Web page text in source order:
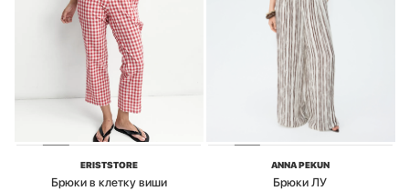
ERISTSTORE
Брюки в клетку виши
ANNA PEKUN
Брюки ЛУ